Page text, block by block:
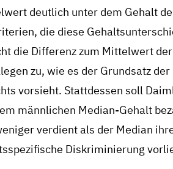
deutlich unter dem Gehalt
die diese
die Differenz zum Mittelwert
zu, wie es der Grundsatz
vorsieht. Stattdessen soll
männlichen Median-Gehalt
verdient als der Median
Diskriminierung